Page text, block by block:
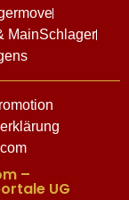
MainSchlager
–
UG​